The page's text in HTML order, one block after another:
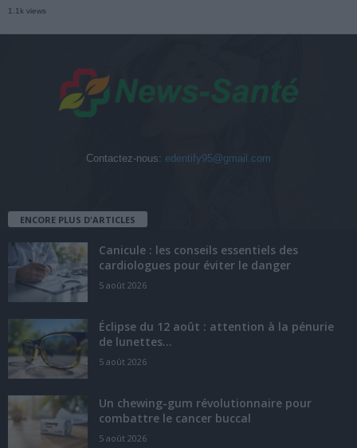
1.1k views
Contactez-nous: edentify95@gmail.com
ENCORE PLUS D'ARTICLES
Canicule : les conseils essentiels des
cardiologues pour éviter le danger
5 août 2026
Éclipse du 12 août : attention à la pénurie
de lunettes...
5 août 2026
Un chewing-gum révolutionnaire pour
combattre le cancer buccal
5 août 2026